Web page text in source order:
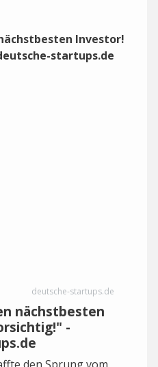
deutsche-startups.de
nächstbesten
-